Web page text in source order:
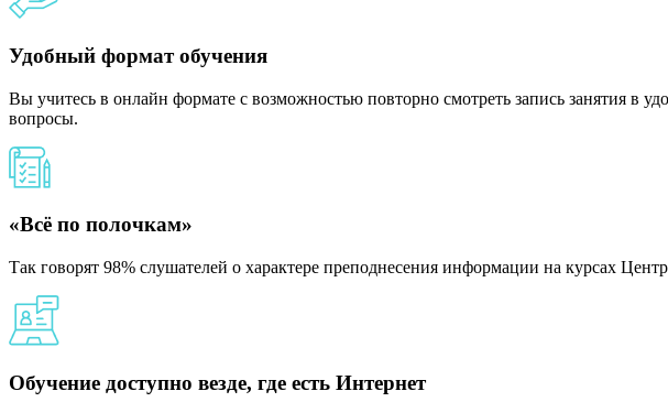
Удобный формат обучения
Вы учитесь в онлайн формате с возможностью повторно смотреть запись занятия в
вопросы.
«Всё по полочкам»
Так говорят 98% слушателей о характере преподнесения информации на курсах
Обучение доступно везде, где есть Интернет